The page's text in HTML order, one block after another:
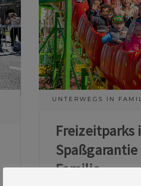
UNTERWEGS IN
Freizeitparks
Familie